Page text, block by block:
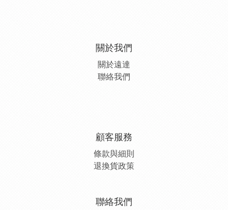
關於我們
關於遠達
聯絡我們
顧客服務
條款與細則
退換貨政策
聯絡我們